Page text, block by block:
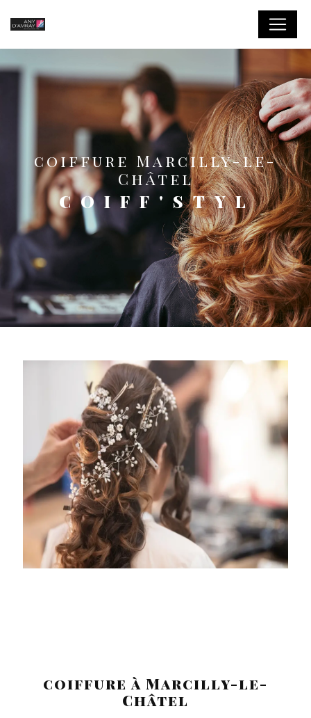
coiffure Marcilly-le-
Châtel
COIFF'STYL
coiffure à Marcilly-le-
Châtel